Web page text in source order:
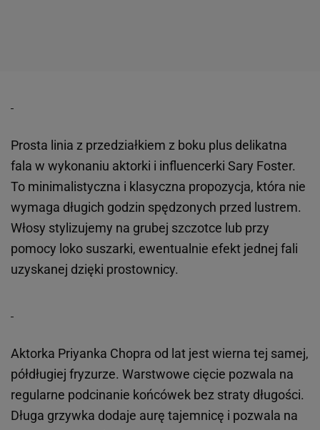
Prosta linia z przedziałkiem z boku plus delikatna
fala w wykonaniu aktorki i influencerki Sary Foster.
To minimalistyczna i klasyczna propozycja, która nie
wymaga długich godzin spędzonych przed lustrem.
Włosy stylizujemy na grubej szczotce lub przy
pomocy loko suszarki, ewentualnie efekt jednej fali
uzyskanej dzięki prostownicy.
Aktorka Priyanka Chopra od lat jest wierna tej samej,
półdługiej fryzurze. Warstwowe cięcie pozwala na
regularne podcinanie końcówek bez straty długości.
Długa grzywka dodaje aurę tajemnicę i pozwala na